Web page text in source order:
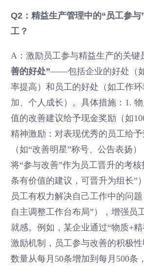
Q2：精益生产管理中的“员工参与
工？
A：激励员工参与精益生产的关键
善的好处”——包括企业的好处（
率提高）和员工的好处（如工作
加、个人成长）。具体措施：1.
值的改善建议给予现金奖励（如
精神激励：对表现优秀的员工给
（如“改善明星”称号、公告表扬）
将“参与改善”作为员工晋升的考
条有价值的建议，可晋升为组长”
员工有权力解决自己工作中的问
自主调整工作台布局”），增强员
就感。例如，某企业通过“物质+
激励机制，员工参与改善的积极
数量从每月50条增加到每月500条